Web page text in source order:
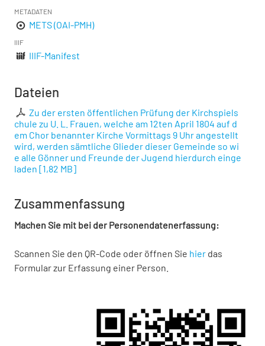
METADATEN
METS (OAI-PMH)
IIIF
IIIF-Manifest
Dateien
Zu der ersten öffentlichen Prüfung der Kirchspiels
chule zu U. L. Frauen, welche am 12ten April 1804 auf d
em Chor benannter Kirche Vormittags 9 Uhr angestellt
wird, werden sämtliche Glieder dieser Gemeinde so wi
e alle Gönner und Freunde der Jugend hierdurch einge
laden [1,82 MB]
Zusammenfassung
Machen Sie mit bei der Personendatenerfassung:
Scannen Sie den QR-Code oder öffnen Sie hier das
Formular zur Erfassung einer Person.